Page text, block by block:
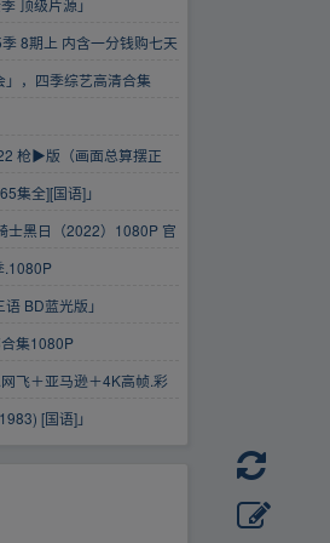
顶级片源」
8期上 内含一分钱购七天
s/xi5mvfa2cmV 一
盘普...会员(限时速领）
」，四季综艺高清合集
枪▶版（画面总算摆正
集全][国语]」
士黑日（2022）1080P 官
.1080P
BD蓝光版」
集1080P
飞＋亚马逊＋4K高帧.彩
告.片花.油管特别三集.剧
[国语]」